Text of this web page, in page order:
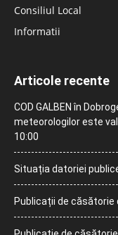
Consiliul Local
Informatii
Articole recente
COD GALBEN în
meteorologilor este
10:00
Situația datoriei
Publicații de căsătorie